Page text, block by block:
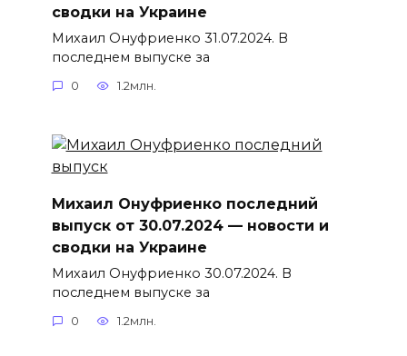
сводки на Украине
Михаил Онуфриенко 31.07.2024. В
последнем выпуске за
0 1.2млн.
Михаил Онуфриенко последний
выпуск от 30.07.2024 — новости и
сводки на Украине
Михаил Онуфриенко 30.07.2024. В
последнем выпуске за
0 1.2млн.